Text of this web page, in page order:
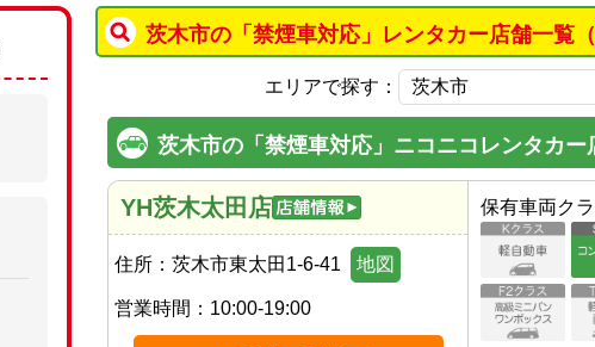
茨木市の「禁煙車対応」レンタカー店舗一覧
エリアで探す：
茨木市の「禁煙車対応」ニコニコレンタカー
YH茨木太田店
住所： 茨木市東太田1-6-41 地図
営業時間： 10:00-19:00
保有車両ク